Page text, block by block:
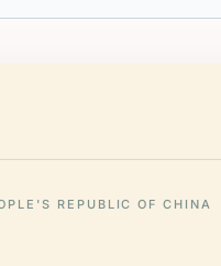
REPUBLIC OF CHINA